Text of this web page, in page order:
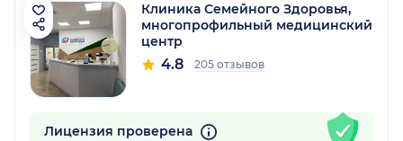
Клиника Семейного Здоровья,
многопрофильный медицинский
центр
4.8 205 отзывов
Лицензия проверена